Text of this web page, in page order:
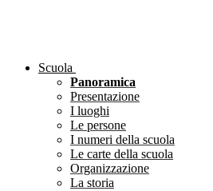
Scuola
Panoramica
Presentazione
I luoghi
Le persone
I numeri della scuola
Le carte della scuola
Organizzazione
La storia